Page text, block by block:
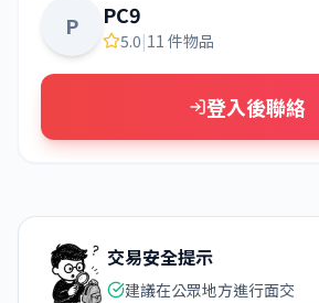
P PC9
5.0|11 件物品
登入後聯絡
交易安全提示
建議在公眾地方進行面交